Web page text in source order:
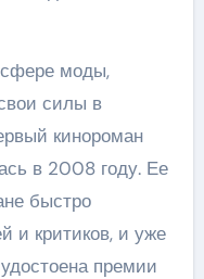
сфере моды,
силы в
кинороман
в 2008 году. Ее
быстро
и критиков, и уже
премии